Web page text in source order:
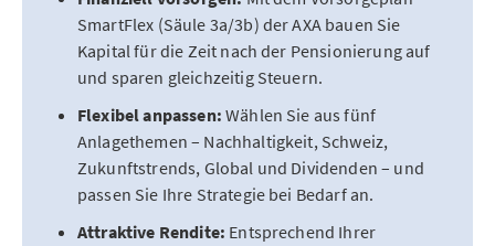
SmartFlex (Säule 3a/3b) der AXA bauen Sie
Kapital für die Zeit nach der Pensionierung auf
und sparen gleichzeitig Steuern.
Flexibel anpassen: Wählen Sie aus fünf
Anlagethemen – Nachhaltigkeit, Schweiz,
Zukunftstrends, Global und Dividenden – und
passen Sie Ihre Strategie bei Bedarf an.
Attraktive Rendite: Entsprechend Ihrer